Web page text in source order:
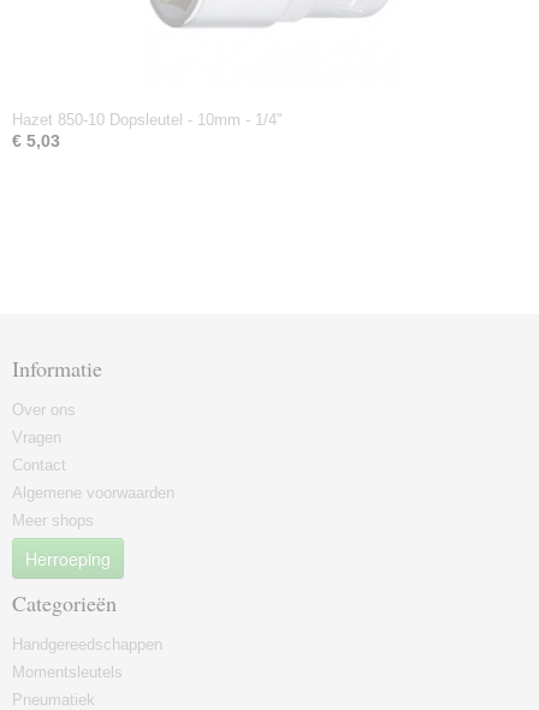
Hazet 850-10 Dopsleutel - 10mm - 1/4''
€ 5,03
Informatie
Over ons
Vragen
Contact
Algemene voorwaarden
Meer shops
Herroeping
Categorieën
Handgereedschappen
Momentsleutels
Pneumatiek